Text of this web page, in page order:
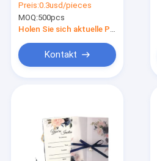
Über uns
Visitenkarten
Preis:0.3usd/pieces
MOQ:500pcs
Holen Sie sich aktuelle Preis
Kontakt